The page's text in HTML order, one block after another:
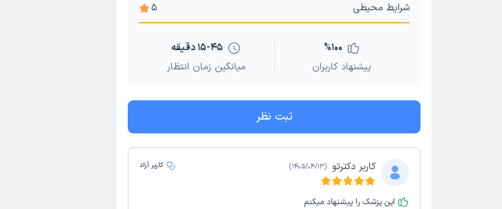
شرایط محیطی 5
%100
پیشنهاد کاربران
15-45 دقیقه
میانگین زمان انتظار
ثبت نظر
کاربر دکترتو (
1405/04/13
) کاربر آزاد
این پزشک را پیشنهاد میکنم